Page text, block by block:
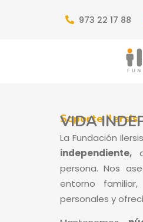
973 22 17 88
Soporte Ilersis
VIDA
La Fundación
independiente,
persona. Nos
entorno
personales y